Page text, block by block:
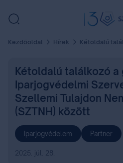
Kezdőoldal Hírek Kétoldalú találkozó a görög Iparjogvédelmi Szervezet (OBI) és a Szellemi Tulajdon Nemzeti Hivatala
Kétoldalú találkozó a
Iparjogvédelmi
Szellemi Tulajdon
(SZTNH) között
Iparjogvédelem Partner
2025. júl. 28.